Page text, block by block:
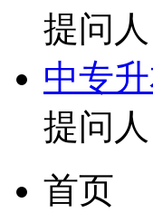
提问
中专
提问
首页